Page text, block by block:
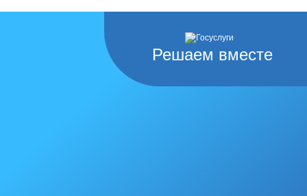
Решаем вместе